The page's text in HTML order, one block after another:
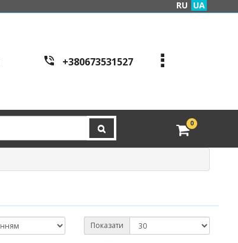
RU UA
+380673531527
edveri.kyiv@gmail.com
Режим работы c
tre:
ка 2Б (вхід зі сторони в
б з 10:00 до 16:00
0
Показати